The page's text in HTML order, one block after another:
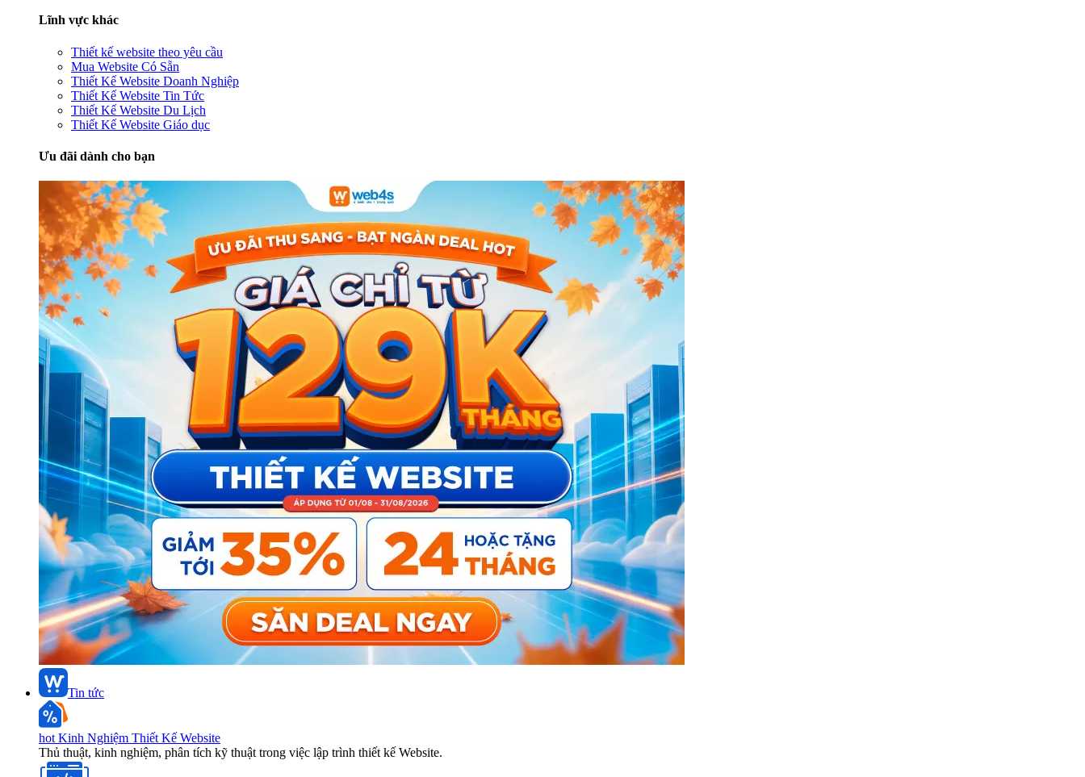
Lĩnh vực khác
Thiết kế website theo yêu cầu
Mua Website Có Sẵn
Thiết Kế Website Doanh Nghiệp
Thiết Kế Website Tin Tức
Thiết Kế Website Du Lịch
Thiết Kế Website Giáo dục
Ưu đãi dành cho bạn
Tin tức
hot Kinh Nghiệm Thiết Kế Website
Thủ thuật, kinh nghiệm, phân tích kỹ thuật trong việc lập trình thiết kế Website.